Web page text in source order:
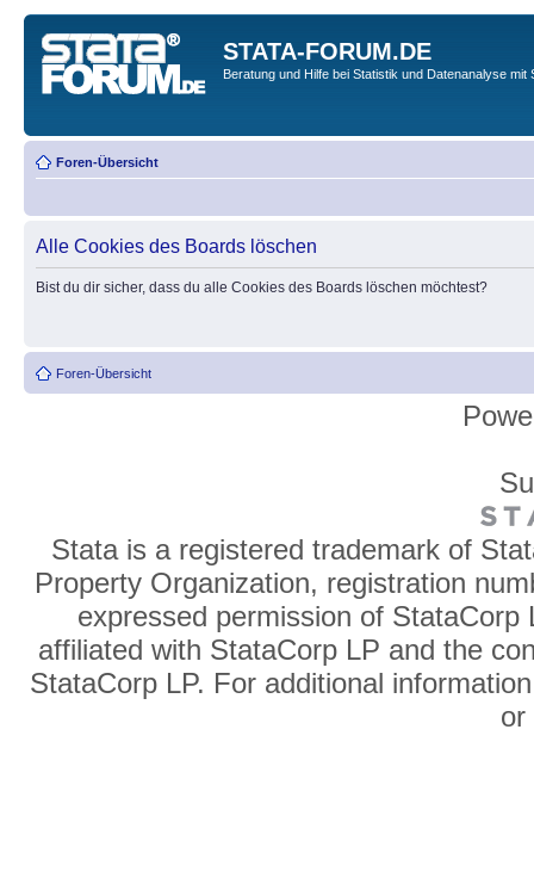
STATA-FORUM.DE
Beratung und Hilfe bei Statistik und Datenanalyse mit
Foren-Übersicht
Alle Cookies des Boards löschen
Bist du dir sicher, dass du alle Cookies des Boards löschen möchtest?
Foren-Übersicht
Stata is a registered trademark of
Property Organization, registration
expressed permission of
affiliated with StataCorp LP and the
StataCorp LP. For additional
or